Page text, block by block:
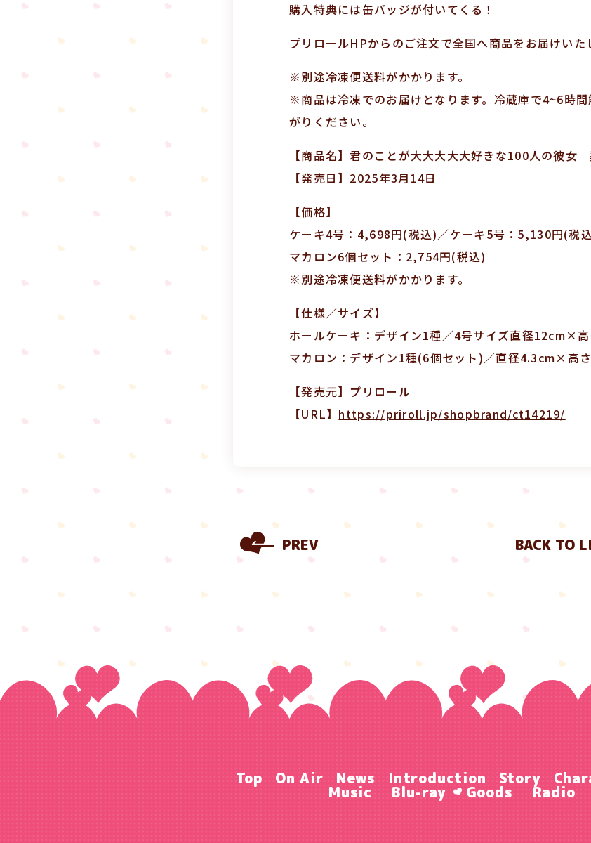
購入特典には缶バッジが付いてくる！
プリロールHPからのご注文で全国へ商品をお届けいた
※別途冷凍便送料がかかります。
※商品は冷凍でのお届けとなります。冷蔵庫で4~6時
がりください。
【商品名】君のことが大大大大大好きな100人の彼女
【発売日】2025年3月14日
【価格】
ケーキ4号：4,698円(税込)／ケーキ5号：5,130円(税
マカロン6個セット：2,754円(税込)
※別途冷凍便送料がかかります。
【仕様／サイズ】
ホールケーキ：デザイン1種／4号サイズ直径12cm×
マカロン：デザイン1種(6個セット)／直径4.3cm×高
【発売元】プリロール
【URL】 https://priroll.jp/shopbrand/ct14219/
PREV BACK TO
Top On Air News Introduction Story
Music Blu-ray Goods Radio